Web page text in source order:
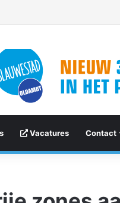
Vacatures Contact